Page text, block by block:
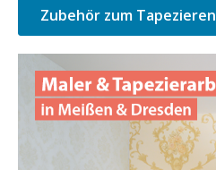
Zubehör zum Tapezieren